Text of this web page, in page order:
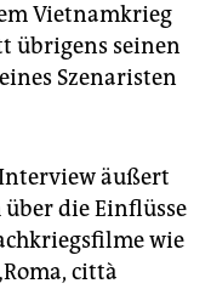
Vietnamkrieg
übrigens seinen
Szenaristen
äußert
die Einflüsse
wie
città